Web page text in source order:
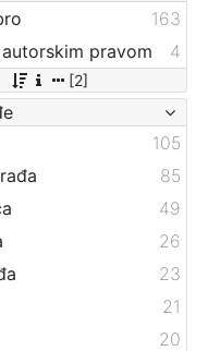
163
pravom
4
[2]
105
85
49
26
23
21
20